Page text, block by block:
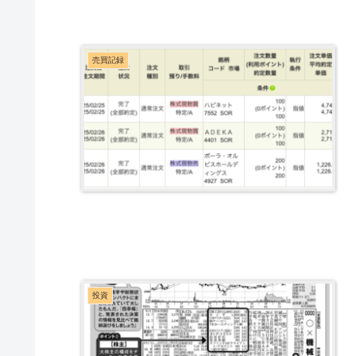
売買記録
投資